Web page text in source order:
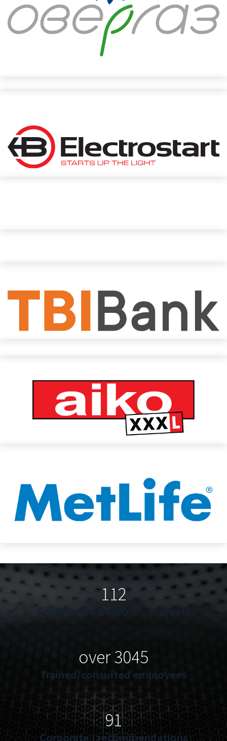
112
Corporative & NGO's projects
over 3045
Trained/consulted employees
91
Corporate recommendations